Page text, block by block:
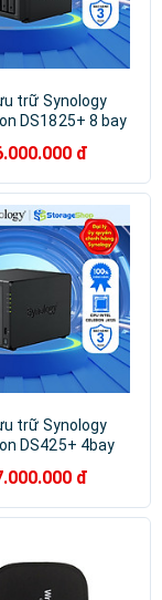
trữ Synology
DS1825+ 8 bay
đ
trữ Synology
DS425+ 4bay
đ